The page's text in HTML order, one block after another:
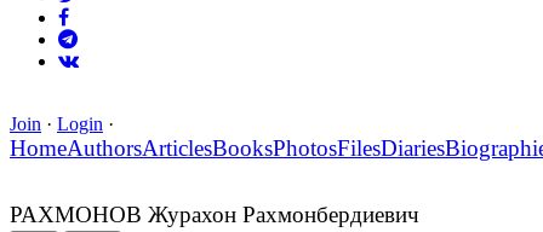
Join · Login ·
HomeAuthorsArticlesBooksPhotosFilesDiaries
РАХМОНОВ Журахон Рахмонбердиевич